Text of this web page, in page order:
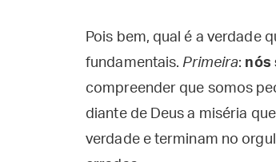
Pois bem, qual é a verdade
fundamentais.Primeira: nós
compreender que somos
diante de Deus a miséria
verdade e terminam no